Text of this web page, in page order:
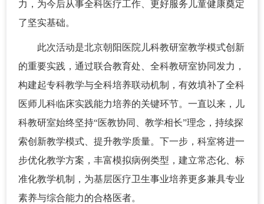
力，为今后从事全科医疗工作、更好服务儿童健康奠定
了坚实基础。
此次活动是北京朝阳医院儿科教研室教学模式创新
的重要实践，通过联合教育处、全科教研室协同发力，
构建起专科教学与全科培养联动机制，有效填补了全科
医师儿科临床实践能力培养的关键环节。一直以来，儿
科教研室始终坚持“医教协同、教学相长”理念，持续探
索创新教学模式、提升教学质量。下一步，科室将进一
步优化教学方案，丰富模拟病例类型，建立常态化、标
准化教学机制，为基层医疗卫生事业培养更多兼具专业
素养与综合能力的合格医者。